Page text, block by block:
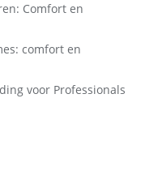
Comfort en
comfort en
voor Professionals